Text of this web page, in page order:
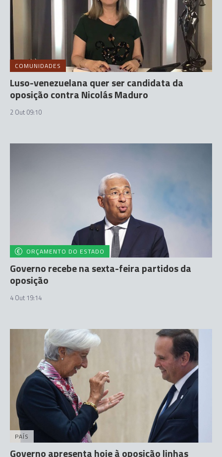
COMUNIDADES
Luso-venezuelana quer ser candidata da
oposição contra Nicolás Maduro
2 Out 09:10
ORÇAMENTO DO ESTADO
Governo recebe na sexta-feira partidos da
oposição
4 Out 19:14
PAÍS
Governo apresenta hoje à oposição linhas